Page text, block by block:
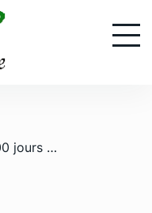
/ Mélenchon sur Hollande : « 100 jours pour presque rien »